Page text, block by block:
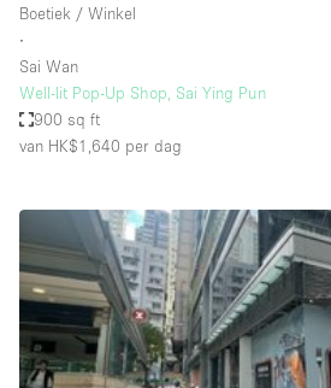
Winkel delen
Winkelruimte in winkelcentrum
Kenmerken ruimte
Airconditioning
Animals Friendly
Audio- en videoapparatuur
Auto display
Badkamer
Boetiek / Winkel
∙
Sai Wan
Well-lit Pop-Up Shop, Sai Ying Pun
900 sq ft
van HK$1,640 per dag